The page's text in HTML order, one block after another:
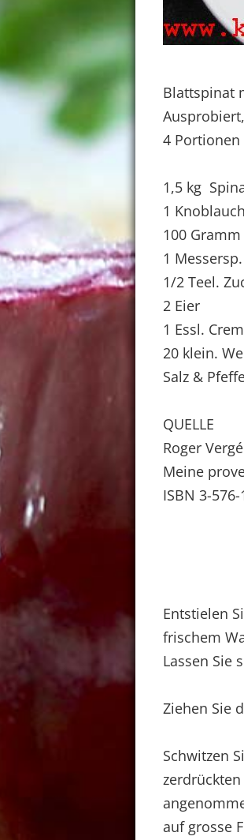
Blattspinat
4 Portionen
1,5 kg
1
100
1
1/2 Teel.
2 Eier
1 Essl.
20 klein.
Salz &
QUELLE
Roger Vergé
Meine
ISBN 3-576-
Entstielen
frischem
Lassen Sie
Ziehen Sie
Schwitzen
auf grosse